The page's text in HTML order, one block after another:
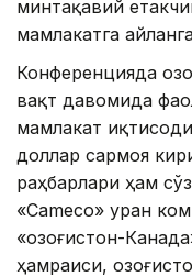
минтақавий
мамлакатга
Конференцияда
вақт давомида
мамлакат
доллар сармоя
раҳбарлари ҳам
«Cameco» уран
«Қозоғистон-
ҳамраиси,